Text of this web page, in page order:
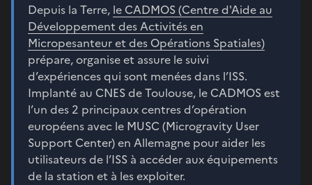
Depuis la Terre, le CADMOS (Centre d'Aide au
Développement des Activités en
Micropesanteur et des Opérations Spatiales)
prépare, organise et assure le suivi
d’expériences qui sont menées dans l’ISS.
Implanté au CNES de Toulouse, le CADMOS est
l’un des 2 principaux centres d’opération
européens avec le MUSC (Microgravity User
Support Center) en Allemagne pour aider les
utilisateurs de l’ISS à accéder aux équipements
de la station et à les exploiter.